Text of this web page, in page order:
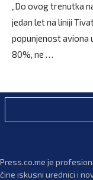
„Do ovog trenutka
jedan let na liniji
popunjenost aviona
80%, ne …
Press.co.me je
čine iskusni urednici i